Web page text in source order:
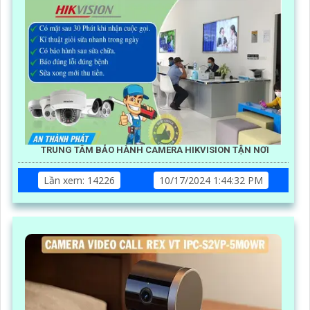
TRUNG TÂM BẢO HÀNH CAMERA HIKVISION TẬN NƠI
Lần xem: 14226 10/17/2024 1:44:32 PM